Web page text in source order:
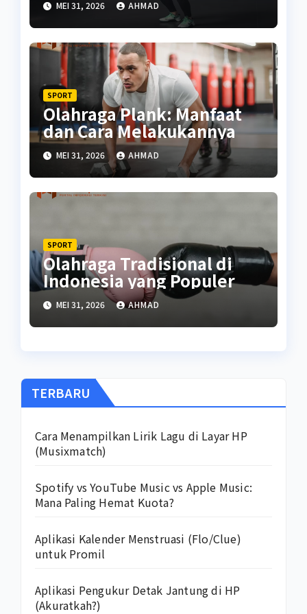
MEI 31, 2026 AHMAD
SPORT
Olahraga Plank: Manfaat
dan Cara Melakukannya
MEI 31, 2026 AHMAD
SPORT
Olahraga Tradisional di
Indonesia yang Populer
MEI 31, 2026 AHMAD
TERBARU
Cara Menampilkan Lirik Lagu di Layar HP
(Musixmatch)
Spotify vs YouTube Music vs Apple Music:
Mana Paling Hemat Kuota?
Aplikasi Kalender Menstruasi (Flo/Clue)
untuk Promil
Aplikasi Pengukur Detak Jantung di HP
(Akuratkah?)